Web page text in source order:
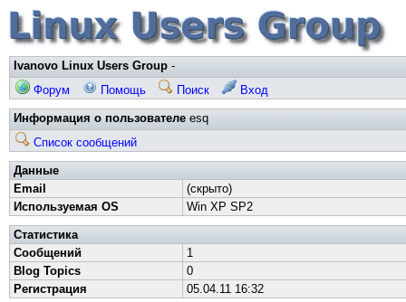
Ivanovo Linux Users Group -
Форум
Помощь Поиск Вход
Информация о пользователе esq
Список сообщений
Данные
Email
(скрыто)
Используемая OS
Win XP SP2
Статистика
Сообщений
1
Blog Topics
0
Регистрация
05.04.11 16:32